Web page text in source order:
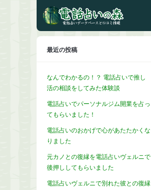
最近の投稿
なんでわかるの！？ 電話占いで推し
活の相談をしてみた体験談
電話占いでパーソナルジム開業を占っ
てもらいました！
電話占いのおかげで心があたたかくな
りました
元カノとの復縁を電話占いヴェルニで
後押ししてもらいました
電話占いヴェルニで別れた彼との復縁